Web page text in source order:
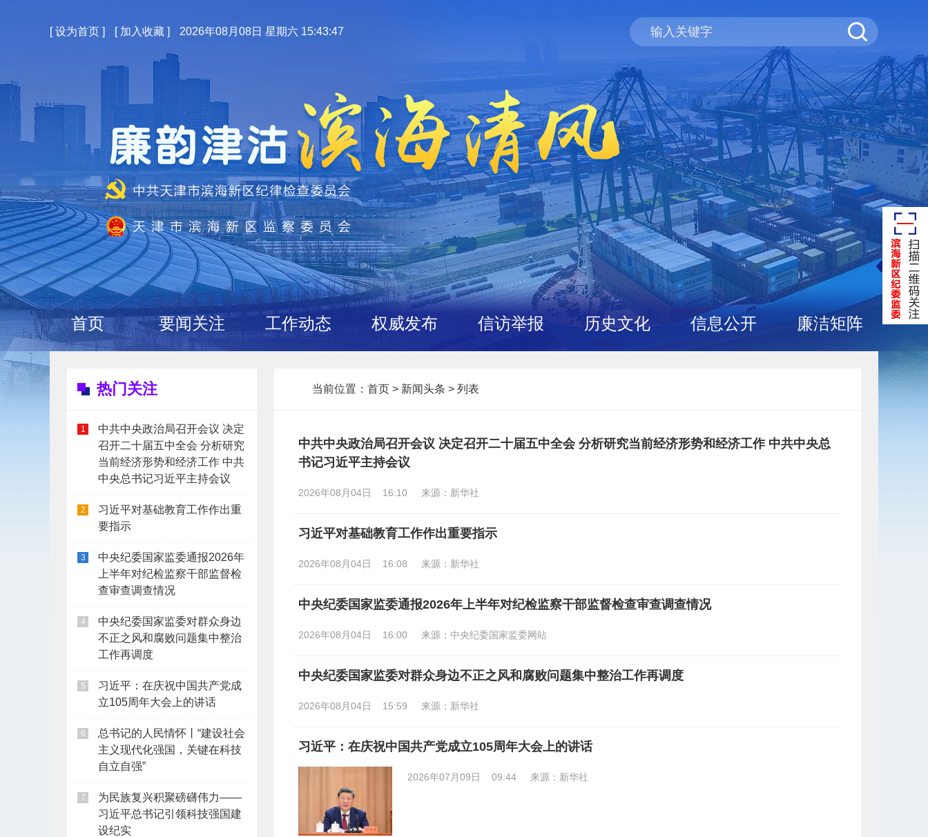
[设为首页 ] [ 加入收藏 ] 2026年08月08日 星期六 15:43:47
首页 要闻关注 工作动态 权威发布 信访举报 历史文化 信息公开 廉洁矩阵
热门关注
1
中共中央政治局召开会议 决定
召开二十届五中全会 分析研究
当前经济形势和经济工作 中共
中央总书记习近平主持会议
2
习近平对基础教育工作作出重
要指示
3
中央纪委国家监委通报2026年
上半年对纪检监察干部监督检
查审查调查情况
4
中央纪委国家监委对群众身边
不正之风和腐败问题集中整治
工作再调度
5
习近平：在庆祝中国共产党成
立105周年大会上的讲话
6
总书记的人民情怀丨“建设社会
主义现代化强国，关键在科技
自立自强”
7
为民族复兴积聚磅礴伟力——
习近平总书记引领科技强国建
设纪实
当前位置： 首页 > 新闻头条 > 列表
中共中央政治局召开会议 决定召开二十届五中全会 分析研究当前经济形势和经济工作 中共中央总
书记习近平主持会议
2026年08月04日 16:10 来源：新华社
习近平对基础教育工作作出重要指示
2026年08月04日 16:08 来源：新华社
中央纪委国家监委通报2026年上半年对纪检监察干部监督检查审查调查情况
2026年08月04日 16:00 来源：中央纪委国家监委网站
中央纪委国家监委对群众身边不正之风和腐败问题集中整治工作再调度
2026年08月04日 15:59 来源：新华社
习近平：在庆祝中国共产党成立105周年大会上的讲话
2026年07月09日 09:44 来源：新华社